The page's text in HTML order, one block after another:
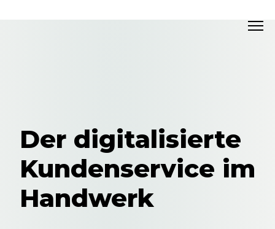
Der digitalisierte
Kundenservice im
Handwerk